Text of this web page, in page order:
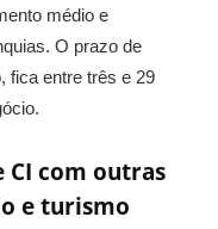
médio e
O prazo de
fica entre três e 29
CI com outras
e turismo